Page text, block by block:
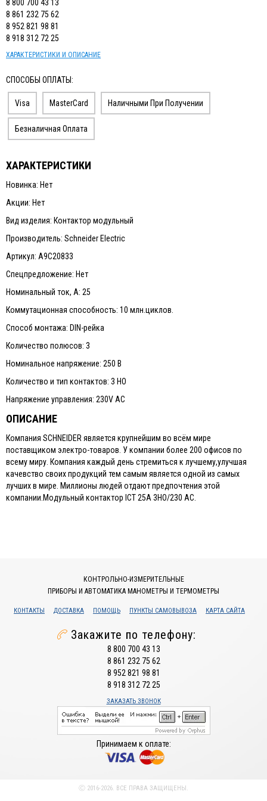
ИЗМЕРИТЕЛЬНЫЙ ИНСТРУМЕНТ
ТЕРМОМЕТРЫ, ГИГРОМЕТРЫ ВИТ
КАБЕЛЬ И КАБЕЛЕНЕСУЩИЕ СИСТЕМЫ
8 800 700 43 13
8 861 232 75 62
8 952 821 98 81
8 918 312 72 25
ХАРАКТЕРИСТИКИ И ОПИСАНИЕ
СПОСОБЫ ОПЛАТЫ:
Visa MasterCard Наличными При Получении
Безналичная Оплата
ХАРАКТЕРИСТИКИ
Новинка: Нет
Акции: Нет
Вид изделия: Контактор модульный
Производитель: Schneider Electric
Артикул: А9С20833
Спецпредложение: Нет
Номинальный ток, А: 25
Коммутационная способность: 10 млн.циклов.
Способ монтажа: DIN-рейка
Количество полюсов: 3
Номинальное напряжение: 250 В
Количество и тип контактов: 3 НО
Напряжение управления: 230V AC
ОПИСАНИЕ
Компания SCHNEIDER является крупнейшим во всём мире
поставщиком электро-товаров. У компании более 200 офисов по
всему миру. Компания каждый день стремиться к лучшему,улучшая
качевство своих продукций тем самым является одной из самых
лучших в мире. Миллионы людей отдают предпочтения этой
компании.Модульный контактор ICT 25A 3HO/230 AC.
КОНТРОЛЬНО-ИЗМЕРИТЕЛЬНЫЕ
ПРИБОРЫ И АВТОМАТИКА МАНОМЕТРЫ И ТЕРМОМЕТРЫ
КОНТАКТЫ ДОСТАВКА ПОМОЩЬ ПУНКТЫ САМОВЫВОЗА КАРТА САЙТА
Закажите по телефону:
8 800 700 43 13
8 861 232 75 62
8 952 821 98 81
8 918 312 72 25
ЗАКАЗАТЬ ЗВОНОК
Принимаем к оплате:
Ⓒ 2016-2026. ВСЕ ПРАВА ЗАЩИЩЕНЫ.